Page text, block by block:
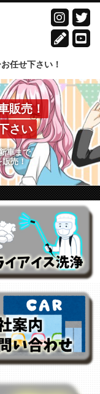
任せ下さい！
販売！
さい
車まで
販売！